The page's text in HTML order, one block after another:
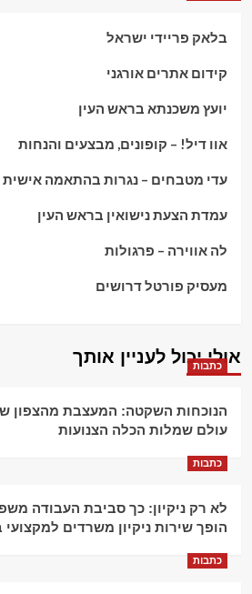
בלאק פריידי ישראל
קידום אתרים אורגני
יועץ משכנתא בראש העין
אוו דיל! – קופונים, מבצעים והנחות
עדי מטבחים – נגרות בהתאמה אישית
עמדת הצעת נישואין בראש העין
לה אווירה – פרגולות
מעסיק פורטל דרושים
אולי יכול לעניין אותך
כתבות
הנוכחות השקטה: המעצבת מהצפון
עולם שמלות הכלה הצנועות
כתבות
לא רק ניקיון: כך סביבת העבודה
הופך שירות ניקיון משרדים
כתבות